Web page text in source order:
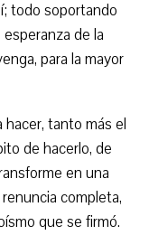
todo soportando
de la
para la mayor
hacer, tanto más el
de hacerlo, de
en una
completa,
que se firmó.